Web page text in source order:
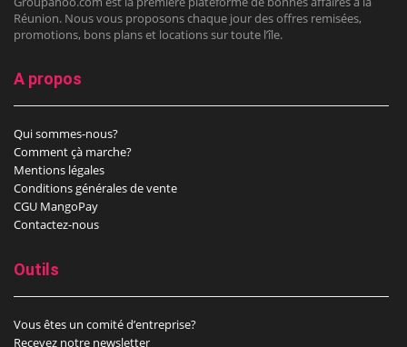
Réunion. Nous vous proposons chaque jour des offres remisées,
promotions, bons plans et locations sur toute l’île.
A propos
Qui sommes-nous?
Comment çà marche?
Mentions légales
Conditions générales de vente
CGU MangoPay
Contactez-nous
Outils
Vous êtes un comité d’entreprise?
Recevez notre newsletter